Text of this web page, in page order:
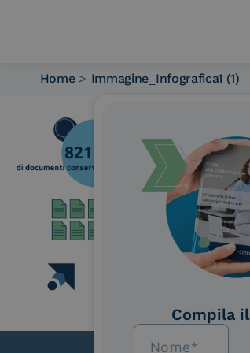
Cosa facciamo
Piattaforme
Industry
News e Media
Contattaci
Home > Immagine_Infografica1 (1)
Compila